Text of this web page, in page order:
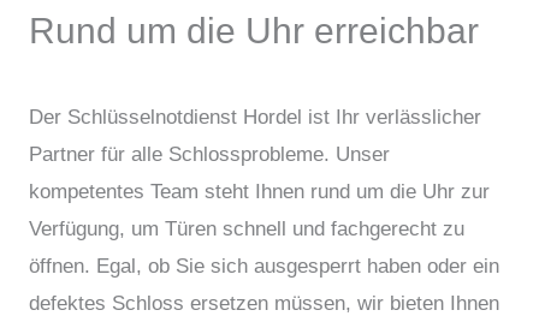
Rund um die Uhr erreichbar
Der Schlüsselnotdienst Hordel ist Ihr verlässlicher
Partner für alle Schlossprobleme. Unser
kompetentes Team steht Ihnen rund um die Uhr zur
Verfügung, um Türen schnell und fachgerecht zu
öffnen. Egal, ob Sie sich ausgesperrt haben oder ein
defektes Schloss ersetzen müssen, wir bieten Ihnen